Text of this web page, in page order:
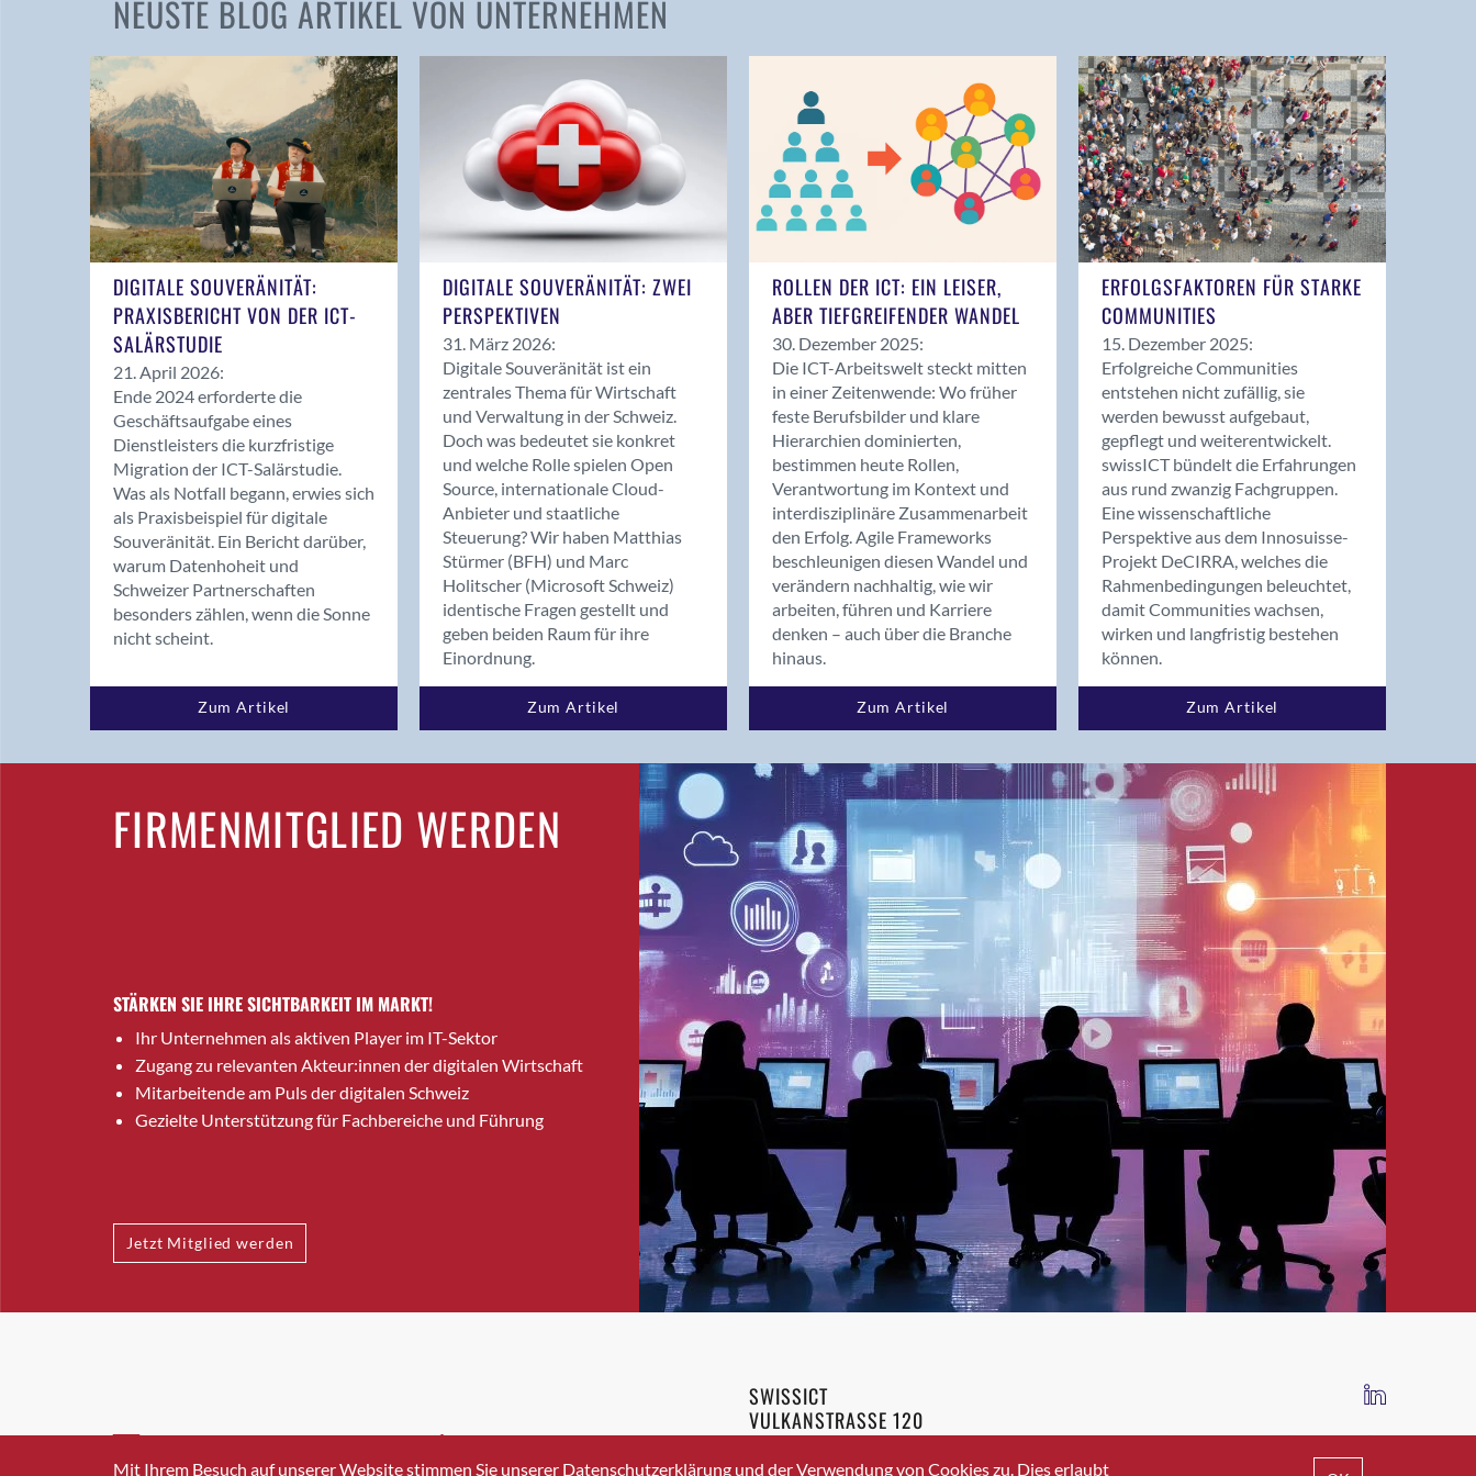
Andelfingen
Balsthal
Balzers
Bassersdorf
Benken (SG)
Bergdietikon
Bern - Liebefeld
Birsfelden
Bolligen
Bonaduz
Bonstetten
Bottighofen
Bremgarten bei Bern
Brig-Glis
Bronschhofen
Brugg
Brugg AG
Burgdorf
Bäretswil
Bülach
Cazis
Crissier
Davos Platz
NEUSTE BLOG ARTIKEL VON UNTERNEHMEN
DIGITALE SOUVERÄNITÄT:
PRAXISBERICHT VON DER ICT-
SALÄRSTUDIE
21. April 2026:
Ende 2024 erforderte die
Geschäftsaufgabe eines
Dienstleisters die kurzfristige
Migration der ICT-Salärstudie.
Was als Notfall begann, erwies sich
als Praxisbeispiel für digitale
Souveränität. Ein Bericht darüber,
warum Datenhoheit und
Schweizer Partnerschaften
besonders zählen, wenn die Sonne
nicht scheint.
Zum Artikel
DIGITALE SOUVERÄNITÄT: ZWEI
PERSPEKTIVEN
31. März 2026:
Digitale Souveränität ist ein
zentrales Thema für Wirtschaft
und Verwaltung in der Schweiz.
Doch was bedeutet sie konkret
und welche Rolle spielen Open
Source, internationale Cloud-
Anbieter und staatliche
Steuerung? Wir haben Matthias
Stürmer (BFH) und Marc
Holitscher (Microsoft Schweiz)
identische Fragen gestellt und
geben beiden Raum für ihre
Einordnung.
Zum Artikel
ROLLEN DER ICT: EIN LEISER,
ABER TIEFGREIFENDER WANDEL
30. Dezember 2025:
Die ICT-Arbeitswelt steckt mitten
in einer Zeitenwende: Wo früher
feste Berufsbilder und klare
Hierarchien dominierten,
bestimmen heute Rollen,
Verantwortung im Kontext und
interdisziplinäre Zusammenarbeit
den Erfolg. Agile Frameworks
beschleunigen diesen Wandel und
verändern nachhaltig, wie wir
arbeiten, führen und Karriere
denken – auch über die Branche
hinaus.
Zum Artikel
ERFOLGSFAKTOREN FÜR STARKE
COMMUNITIES
15. Dezember 2025:
Erfolgreiche Communities
entstehen nicht zufällig, sie
werden bewusst aufgebaut,
gepflegt und weiterentwickelt.
swissICT bündelt die Erfahrungen
aus rund zwanzig Fachgruppen.
Eine wissenschaftliche
Perspektive aus dem Innosuisse-
Projekt DeCIRRA, welches die
Rahmenbedingungen beleuchtet,
damit Communities wachsen,
wirken und langfristig bestehen
können.
Zum Artikel
FIRMENMITGLIED WERDEN
STÄRKEN SIE IHRE SICHTBARKEIT IM MARKT!
Ihr Unternehmen als aktiven Player im IT-Sektor
Zugang zu relevanten Akteur:innen der digitalen Wirtschaft
Mitarbeitende am Puls der digitalen Schweiz
Gezielte Unterstützung für Fachbereiche und Führung
Jetzt Mitglied werden
INFO@SWISSICT.CH +41 43 336 40 20
SWISSICT
VULKANSTRASSE 120
8048 ZURICH
IMPRESSUM DATENSCHUTZ AGB
Mit Ihrem Besuch auf unserer Website stimmen Sie unserer Datenschutzerklärung und der Verwendung von Cookies zu. Dies erlaubt